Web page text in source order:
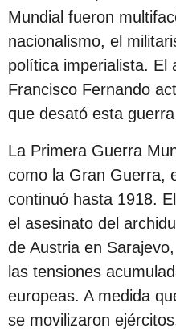
Mundial fueron
nacionalismo, el
política imperialista. El
Francisco Fernando
que desató esta
La Primera Guerra
como la Gran Guerra,
continuó hasta 1918.
el asesinato del
de Austria en
las tensiones
europeas. A medida
se movilizaron